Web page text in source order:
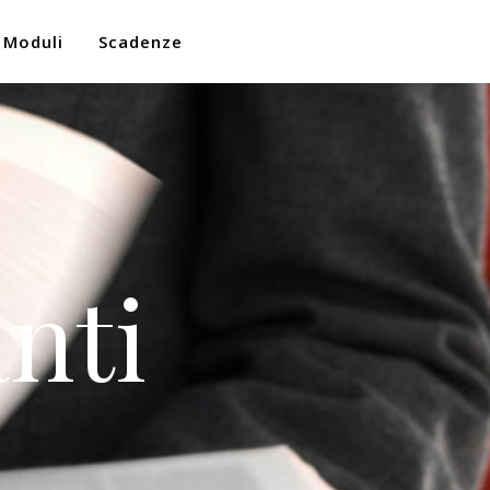
Moduli Scadenze